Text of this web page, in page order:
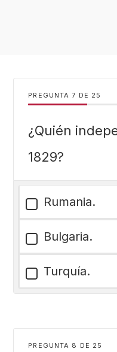
PREGUNTA DE 25
¿Quién
1829?
Rumania.
Bulgaria.
Turquía.
PREGUNTA DE 25